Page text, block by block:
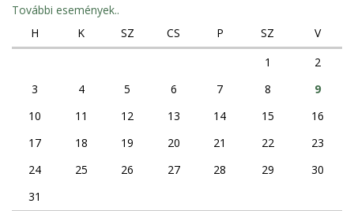
További események..
H
K SZ CS P SZ
V
1
2
3
4 5 6 7 8
9
10
11 12 13 14 15
16
17
18 19 20 21 22
23
24
25 26 27 28 29
30
31